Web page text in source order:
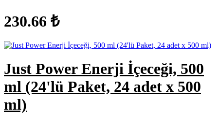
230.66 ₺
Just Power Enerji İçeceği, 500
ml (24'lü Paket, 24 adet x 500
ml)